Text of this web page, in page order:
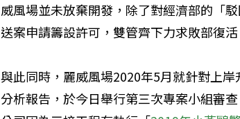
威風場並未放棄開發，除了對經濟部的「
送案申請籌設許可，雙管齊下力求敗部復活
與此同時，麗威風場2020年5月就針對上
分析報告，於今日舉行第三次專案小組審